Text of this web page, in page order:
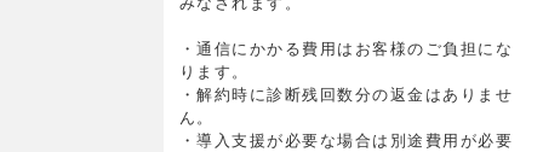
・通信にかかる費用はお客様のご負担にな
ります。
・解約時に診断残回数分の返金はありませ
ん。
・導入支援が必要な場合は別途費用が必要